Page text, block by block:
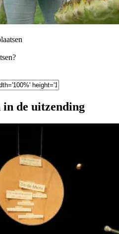
de uitzending